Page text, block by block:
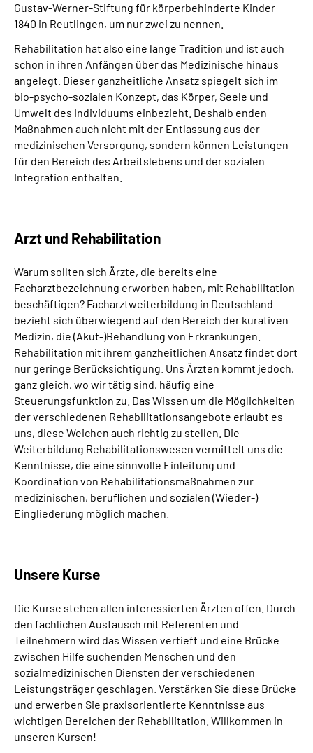
Gustav-Werner-Stiftung für körperbehinderte Kinder
1840 in Reutlingen, um nur zwei zu nennen.
Rehabilitation hat also eine lange Tradition und ist auch
schon in ihren Anfängen über das Medizinische hinaus
angelegt. Dieser ganzheitliche Ansatz spiegelt sich im
bio-psycho-sozialen Konzept, das Körper, Seele und
Umwelt des Individuums einbezieht. Deshalb enden
Maßnahmen auch nicht mit der Entlassung aus der
medizinischen Versorgung, sondern können Leistungen
für den Bereich des Arbeitslebens und der sozialen
Integration enthalten.
Arzt und Rehabilitation
Warum sollten sich Ärzte, die bereits eine
Facharztbezeichnung erworben haben, mit Rehabilitation
beschäftigen? Facharztweiterbildung in Deutschland
bezieht sich überwiegend auf den Bereich der kurativen
Medizin, die (Akut-)Behandlung von Erkrankungen.
Rehabilitation mit ihrem ganzheitlichen Ansatz findet dort
nur geringe Berücksichtigung. Uns Ärzten kommt jedoch,
ganz gleich, wo wir tätig sind, häufig eine
Steuerungsfunktion zu. Das Wissen um die Möglichkeiten
der verschiedenen Rehabilitationsangebote erlaubt es
uns, diese Weichen auch richtig zu stellen. Die
Weiterbildung Rehabilitationswesen vermittelt uns die
Kenntnisse, die eine sinnvolle Einleitung und
Koordination von Rehabilitationsmaßnahmen zur
medizinischen, beruflichen und sozialen (Wieder-)
Eingliederung möglich machen.
Unsere Kurse
Die Kurse stehen allen interessierten Ärzten offen. Durch
den fachlichen Austausch mit Referenten und
Teilnehmern wird das Wissen vertieft und eine Brücke
zwischen Hilfe suchenden Menschen und den
sozialmedizinischen Diensten der verschiedenen
Leistungsträger geschlagen. Verstärken Sie diese Brücke
und erwerben Sie praxisorientierte Kenntnisse aus
wichtigen Bereichen der Rehabilitation. Willkommen in
unseren Kursen!